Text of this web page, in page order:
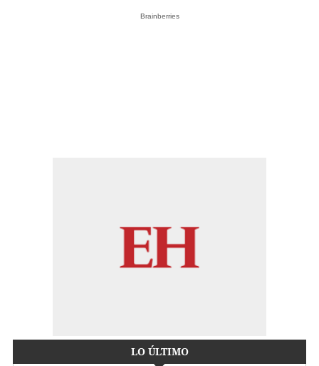
Brainberries
LO ÚLTIMO